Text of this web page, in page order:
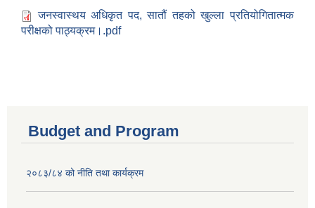
जनस्वास्थय अधिकृत पद, सातौं तहको खुल्ला प्रतियोगितात्मक
परीक्षको पाठ्यक्रम।.pdf
Budget and Program
२०८३/८४ को नीति तथा कार्यक्रम